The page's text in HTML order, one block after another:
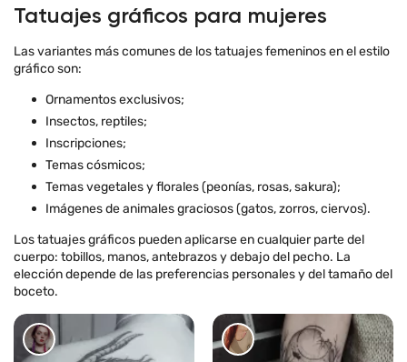
Tatuajes gráficos para mujeres
Las variantes más comunes de los tatuajes femeninos en el estilo
gráfico son:
Ornamentos exclusivos;
Insectos, reptiles;
Inscripciones;
Temas cósmicos;
Temas vegetales y florales (peonías, rosas, sakura);
Imágenes de animales graciosos (gatos, zorros, ciervos).
Los tatuajes gráficos pueden aplicarse en cualquier parte del
cuerpo: tobillos, manos, antebrazos y debajo del pecho. La
elección depende de las preferencias personales y del tamaño del
boceto.